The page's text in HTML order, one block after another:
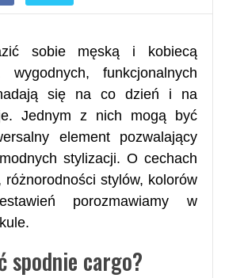
sobie męską i kobiecą
funkcjonalnych
się na co dzień i na
Jednym z nich mogą być
element pozwalający
stylizacji. O cechach
różnorodności stylów, kolorów
porozmawiamy w
spodnie cargo?